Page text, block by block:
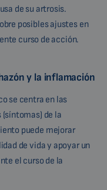
de su artrosis.
posibles ajustes en
curso de acción.
y la inflamación
se centra en las
de la
puede mejorar
de vida y apoyar un
el curso de la